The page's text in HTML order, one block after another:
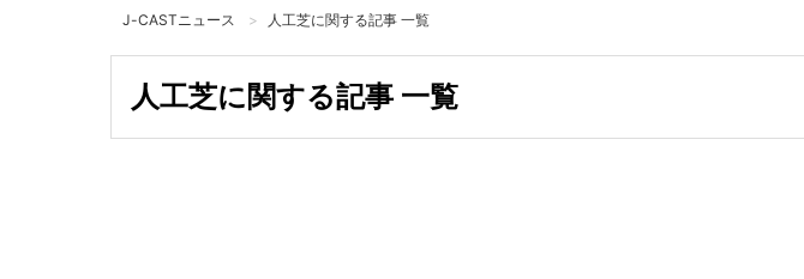
J-CASTニュース 人工芝に関する記事 一覧
人工芝に関する記事 一覧